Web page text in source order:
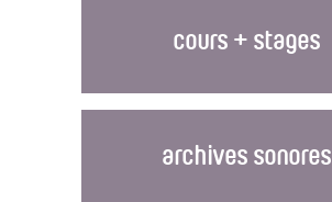
cours + stages
archives sonores